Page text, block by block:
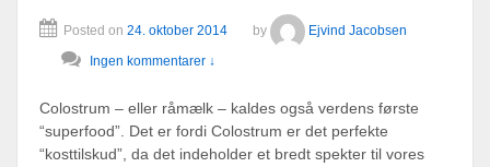
Posted on 24. oktober 2014 by
Ejvind Jacobsen
Ingen kommentarer ↓
Colostrum – eller råmælk – kaldes også verdens første
“superfood”. Det er fordi Colostrum er det perfekte
“kosttilskud”, da det indeholder et bredt spekter til vores